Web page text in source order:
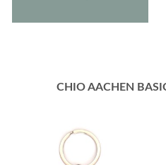
CHIO AACHEN